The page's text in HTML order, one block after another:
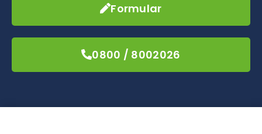
Formular
0800 / 8002026